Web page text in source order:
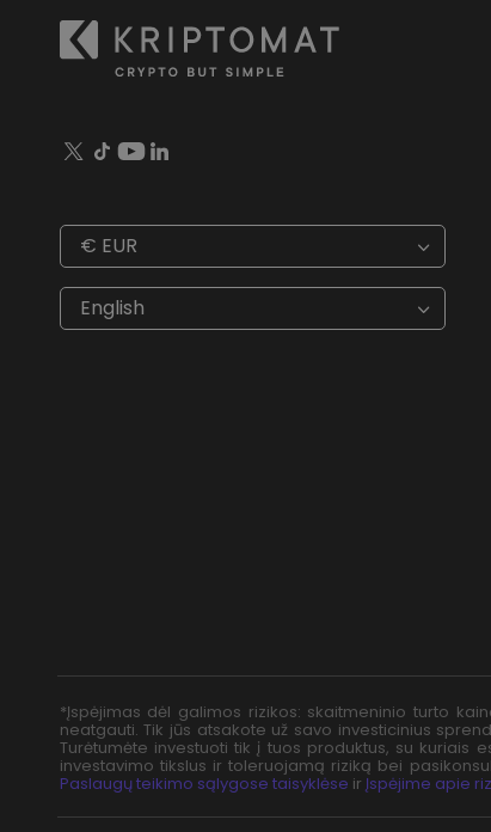
€ EUR
€ EUR
$ USD
fr. CHF
English
*Įspėjimas dėl galimos rizikos: skaitmeninio turto
neatgauti. Tik jūs atsakote už savo investicinius
Turėtumėte investuoti tik į tuos produktus, su kuriais
investavimo tikslus ir toleruojamą riziką bei
Paslaugų teikimo sąlygose taisyklėse ir Įspėjime apie